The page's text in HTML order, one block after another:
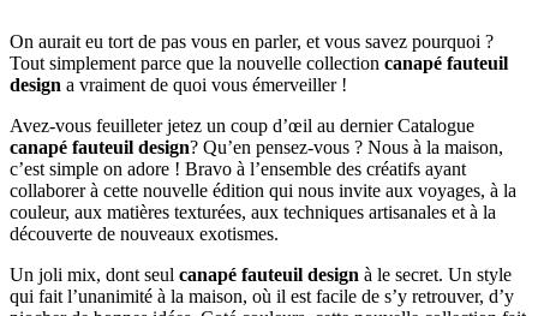
On aurait eu tort de pas vous en parler, et vous savez pourquoi ?
Tout simplement parce que la nouvelle collection canapé fauteuil
design a vraiment de quoi vous émerveiller !
Avez-vous feuilleter jetez un coup d’œil au dernier Catalogue
canapé fauteuil design? Qu’en pensez-vous ? Nous à la maison,
c’est simple on adore ! Bravo à l’ensemble des créatifs ayant
collaborer à cette nouvelle édition qui nous invite aux voyages, à la
couleur, aux matières texturées, aux techniques artisanales et à la
découverte de nouveaux exotismes.
Un joli mix, dont seul canapé fauteuil design à le secret. Un style
qui fait l’unanimité à la maison, où il est facile de s’y retrouver, d’y